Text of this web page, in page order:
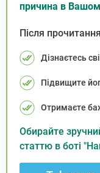
причина в
Після
Дізнаєтесь
Підвищите
Отримаєте
Обирайте
статтю в боті